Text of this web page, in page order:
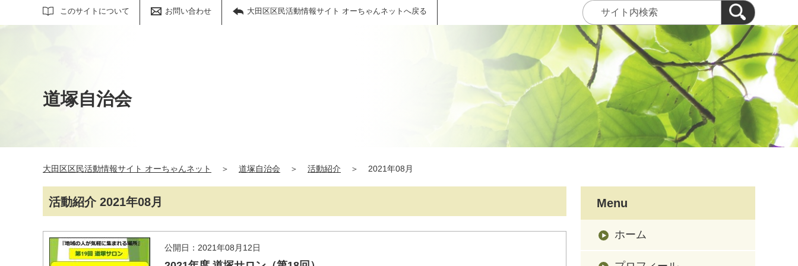
このサイトについて お問い合わせ 大田区区民活動情報サイト オーちゃんネットへ戻る
サイト内検索
道塚自治会
大田区区民活動情報サイト オーちゃんネット ＞ 道塚自治会 ＞ 活動紹介 ＞ 2021年08月
活動紹介 2021年08月
公開日：2021年08月12日
Menu
ホーム